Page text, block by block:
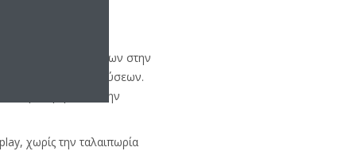
των καλύτερων στην
γκάμας οικιακών λύσεων.
προσφέροντας την
χωρίς την ταλαιπωρία